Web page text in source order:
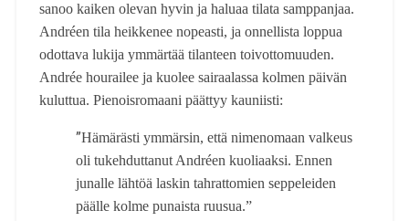
sanoo kaiken olevan hyvin ja haluaa tilata samppanjaa.
Andréen tila heikkenee nopeasti, ja onnellista loppua
odottava lukija ymmärtää tilanteen toivottomuuden.
Andrée hourailee ja kuolee sairaalassa kolmen päivän
kuluttua. Pienoisromaani päättyy kauniisti:
”Hämärästi ymmärsin, että nimenomaan valkeus
oli tukehduttanut Andréen kuoliaaksi. Ennen
junalle lähtöä laskin tahrattomien seppeleiden
päälle kolme punaista ruusua.”